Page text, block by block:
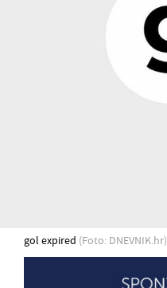
gol expired (Foto: DNEVNIK.hr)